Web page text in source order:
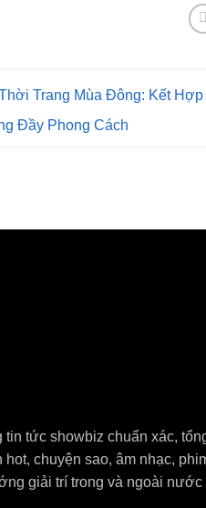
Trang Mùa Đông: Kết Hợp
Đầy Phong Cách
tin tức showbiz chuẩn xác,
hot, chuyện sao, âm nhạc,
giải trí trong và ngoài nước